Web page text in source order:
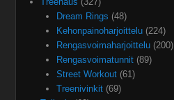
Dream Rings (48)
Kehonpainoharjoittelu(224)
Rengasvoimaharjoittelu(200)
Rengasvoimatunnit(89)
Street Workout(61)
Treenivinkit(69)